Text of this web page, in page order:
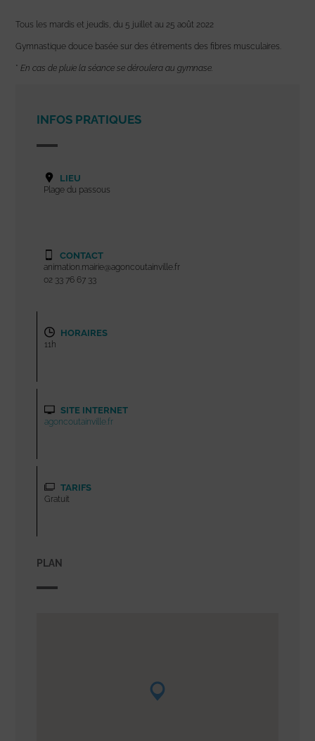
Tous les mardis et jeudis, du 5 juillet au 25 août 2022
Gymnastique douce basée sur des étirements des fibres musculaires.
* En cas de pluie la séance se déroulera au gymnase.
INFOS PRATIQUES
LIEU
Plage du passous
CONTACT
animation.mairie@agoncoutainville.fr
02 33 76 67 33
HORAIRES
11h
SITE INTERNET
agoncoutainville.fr
TARIFS
Gratuit
PLAN